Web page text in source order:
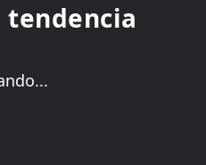
tendencia